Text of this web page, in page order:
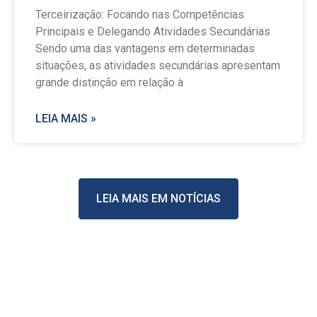
Terceirização: Focando nas Competências
Principais e Delegando Atividades Secundárias
Sendo uma das vantagens em determinadas
situações, as atividades secundárias apresentam
grande distinção em relação à
LEIA MAIS »
LEIA MAIS EM NOTÍCIAS